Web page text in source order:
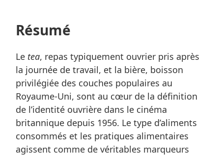
Résumé
Le tea, repas typiquement ouvrier pris après
la journée de travail, et la bière, boisson
privilégiée des couches populaires au
Royaume-Uni, sont au cœur de la définition
de l’identité ouvrière dans le cinéma
britannique depuis 1956. Le type d’aliments
consommés et les pratiques alimentaires
agissent comme de véritables marqueurs